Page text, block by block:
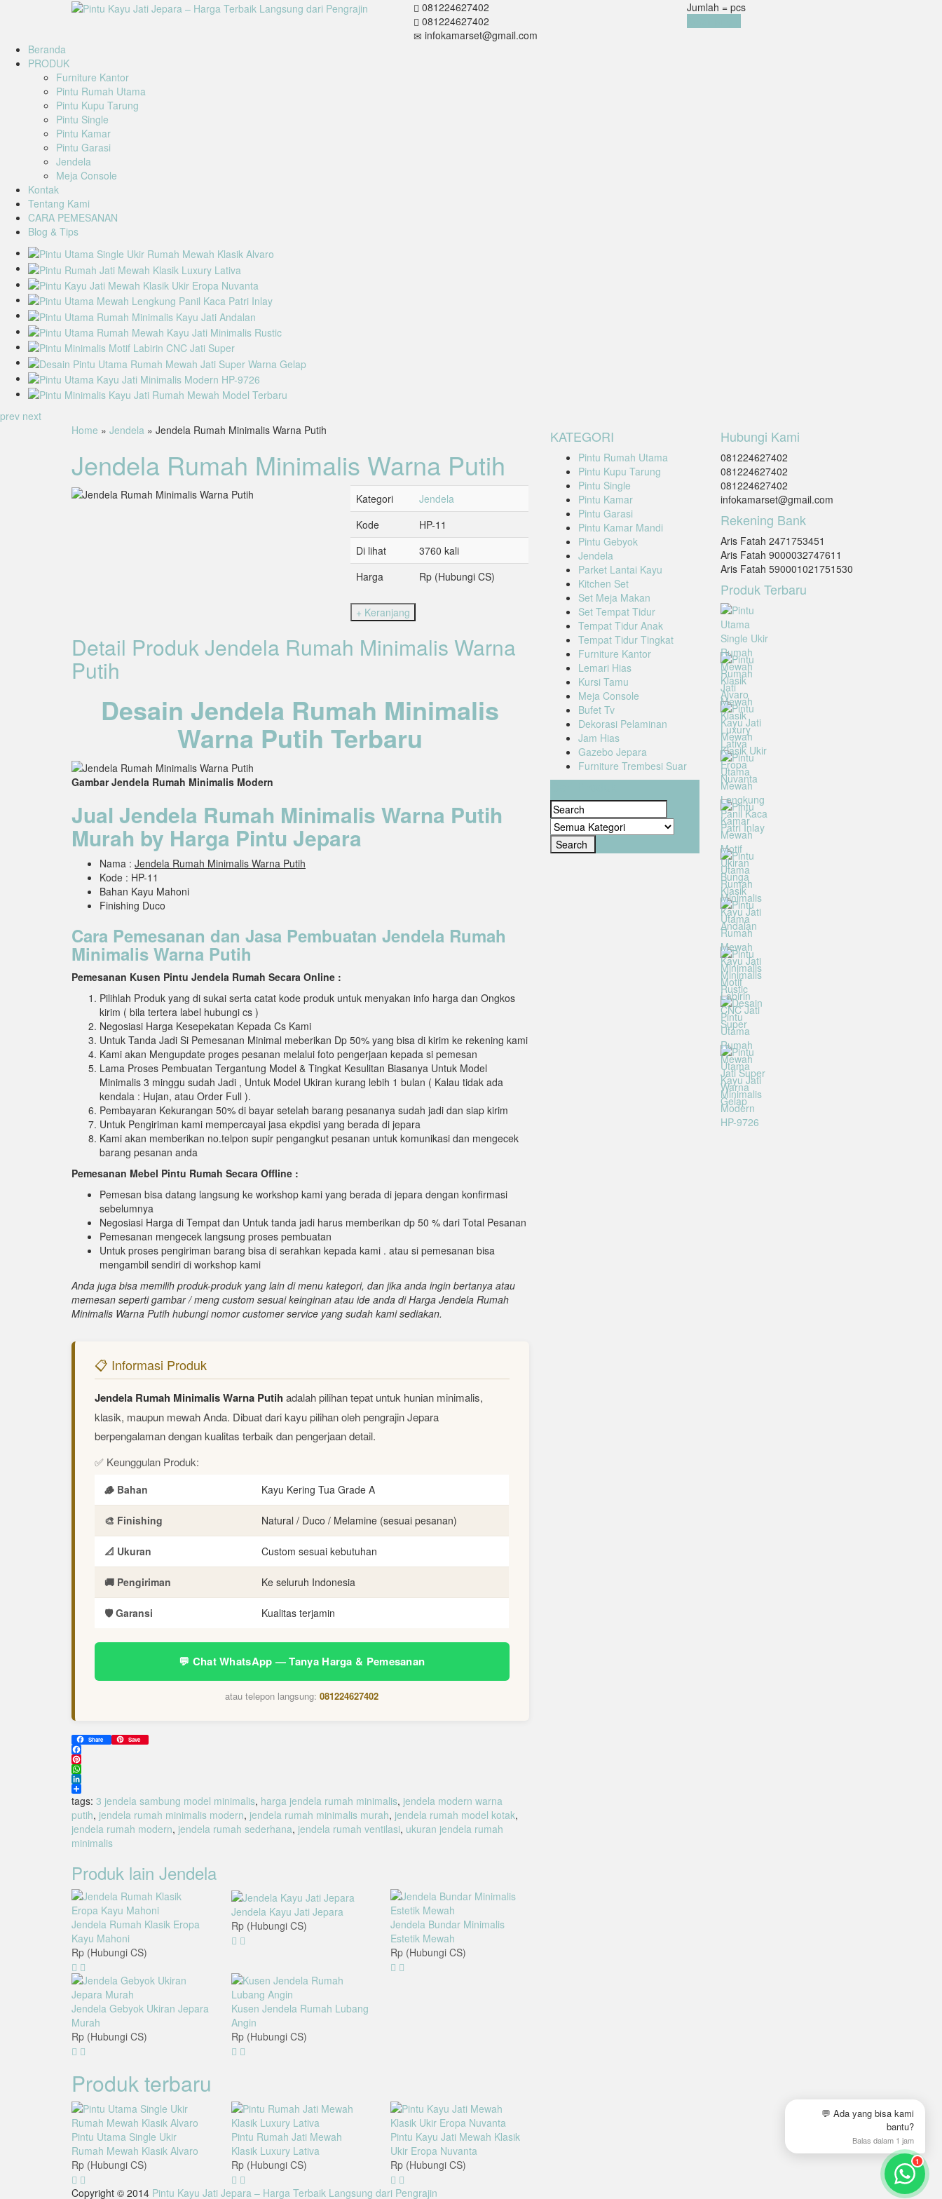
081224627402
081224627402
infokamarset@gmail.com
Jumlah = pcs
Beranda
PRODUK
Furniture Kantor
Pintu Rumah Utama
Pintu Kupu Tarung
Pintu Single
Pintu Kamar
Pintu Garasi
Jendela
Meja Console
Kontak
Tentang Kami
CARA PEMESANAN
Blog & Tips
prev next
Home » Jendela » Jendela Rumah Minimalis Warna Putih
Jendela Rumah Minimalis Warna Putih
Kategori
Jendela
Kode
HP-11
Di lihat
3760 kali
Harga
Rp (Hubungi CS)
Detail Produk Jendela Rumah Minimalis Warna
Putih
Desain Jendela Rumah Minimalis
Warna Putih Terbaru
Gambar Jendela Rumah Minimalis Modern
Jual Jendela Rumah Minimalis Warna Putih
Murah by Harga Pintu Jepara
Nama : Jendela Rumah Minimalis Warna Putih
Kode : HP-11
Bahan Kayu Mahoni
Finishing Duco
Cara Pemesanan dan Jasa Pembuatan Jendela Rumah
Minimalis Warna Putih
Pemesanan Kusen Pintu Jendela Rumah Secara Online :
Pilihlah Produk yang di sukai serta catat kode produk untuk menyakan info harga dan Ongkos
kirim ( bila tertera label hubungi cs )
Negosiasi Harga Kesepekatan Kepada Cs Kami
Untuk Tanda Jadi Si Pemesanan Minimal meberikan Dp 50% yang bisa di kirim ke rekening kami
Kami akan Mengupdate proges pesanan melalui foto pengerjaan kepada si pemesan
Lama Proses Pembuatan Tergantung Model & Tingkat Kesulitan Biasanya Untuk Model
Minimalis 3 minggu sudah Jadi , Untuk Model Ukiran kurang lebih 1 bulan ( Kalau tidak ada
kendala : Hujan, atau Order Full ).
Pembayaran Kekurangan 50% di bayar setelah barang pesananya sudah jadi dan siap kirim
Untuk Pengiriman kami mempercayai jasa ekpdisi yang berada di jepara
Kami akan memberikan no.telpon supir pengangkut pesanan untuk komunikasi dan mengecek
barang pesanan anda
Pemesanan Mebel Pintu Rumah Secara Offline :
Pemesan bisa datang langsung ke workshop kami yang berada di jepara dengan konfirmasi
sebelumnya
Negosiasi Harga di Tempat dan Untuk tanda jadi harus memberikan dp 50 % dari Total Pesanan
Pemesanan mengecek langsung proses pembuatan
Untuk proses pengiriman barang bisa di serahkan kepada kami . atau si pemesanan bisa
mengambil sendiri di workshop kami
Anda juga bisa memilih produk-produk yang lain di menu kategori, dan jika anda ingin bertanya atau
memesan seperti gambar / meng custom sesuai keinginan atau ide anda di Harga Jendela Rumah
Minimalis Warna Putih hubungi nomor customer service yang sudah kami sediakan.
📋 Informasi Produk
Jendela Rumah Minimalis Warna Putih adalah pilihan tepat untuk hunian minimalis,
klasik, maupun mewah Anda. Dibuat dari kayu pilihan oleh pengrajin Jepara
berpengalaman dengan kualitas terbaik dan pengerjaan detail.
✅ Keunggulan Produk:
🪵 Bahan Kayu Kering Tua Grade A
🎨 Finishing Natural / Duco / Melamine (sesuai pesanan)
📐 Ukuran Custom sesuai kebutuhan
🚚 Pengiriman Ke seluruh Indonesia
🛡️ Garansi Kualitas terjamin
💬 Chat WhatsApp — Tanya Harga & Pemesanan
atau telepon langsung:081224627402
Share Save
Facebook
Pinterest
WhatsApp
LinkedIn
Share
tags: 3 jendela sambung model minimalis, harga jendela rumah minimalis, jendela modern warna
putih, jendela rumah minimalis modern, jendela rumah minimalis murah, jendela rumah model kotak,
jendela rumah modern, jendela rumah sederhana, jendela rumah ventilasi, ukuran jendela rumah
minimalis
Produk lain Jendela
Jendela Rumah Klasik Eropa
Kayu Mahoni
Rp (Hubungi CS)
Jendela Kayu Jati Jepara
Rp (Hubungi CS)
Jendela Bundar Minimalis
Estetik Mewah
Rp (Hubungi CS)
Jendela Gebyok Ukiran Jepara
Murah
Rp (Hubungi CS)
Kusen Jendela Rumah Lubang
Angin
Rp (Hubungi CS)
Produk terbaru
Pintu Utama Single Ukir
Rumah Mewah Klasik Alvaro
Rp (Hubungi CS)
Pintu Rumah Jati Mewah
Klasik Luxury Lativa
Rp (Hubungi CS)
Pintu Kayu Jati Mewah Klasik
Ukir Eropa Nuvanta
Rp (Hubungi CS)
KATEGORI
Pintu Rumah Utama
Pintu Kupu Tarung
Pintu Single
Pintu Kamar
Pintu Garasi
Pintu Kamar Mandi
Pintu Gebyok
Jendela
Parket Lantai Kayu
Kitchen Set
Set Meja Makan
Set Tempat Tidur
Tempat Tidur Anak
Tempat Tidur Tingkat
Furniture Kantor
Lemari Hias
Kursi Tamu
Meja Console
Bufet Tv
Dekorasi Pelaminan
Jam Hias
Gazebo Jepara
Furniture Trembesi Suar
Hubungi Kami
081224627402
081224627402
081224627402
infokamarset@gmail.com
Rekening Bank
Aris Fatah 2471753451
Aris Fatah 9000032747611
Aris Fatah 590001021751530
Produk Terbaru
Copyright © 2014 Pintu Kayu Jati Jepara – Harga Terbaik Langsung dari Pengrajin
💬 Ada yang bisa kami
bantu?
Balas dalam 1 jam
1